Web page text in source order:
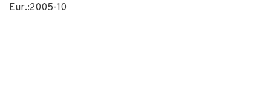
Eur.:2005-10